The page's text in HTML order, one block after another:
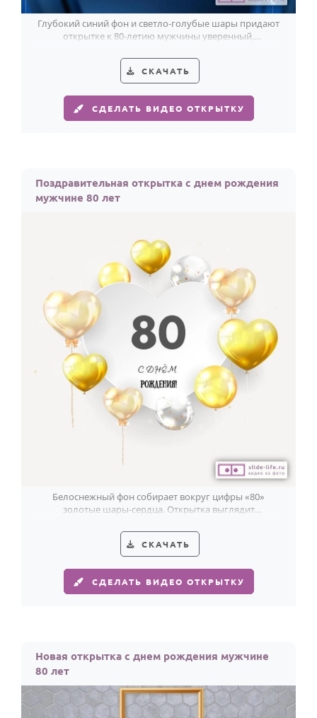
Глубокий синий фон и светло-голубые шары придают
открытке к 80-летию мужчины уверенный,
СКАЧАТЬ
СДЕЛАТЬ ВИДЕО ОТКРЫТКУ
Поздравительная открытка с днем рождения
мужчине 80 лет
Белоснежный фон собирает вокруг цифры «80»
золотые шары-сердца. Открытка выглядит
СКАЧАТЬ
СДЕЛАТЬ ВИДЕО ОТКРЫТКУ
Новая открытка с днем рождения мужчине
80 лет